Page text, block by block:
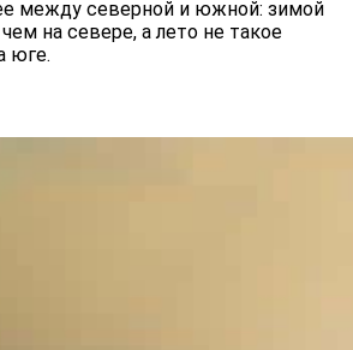
между северной и южной: зимой
на севере, а лето не такое
юге.